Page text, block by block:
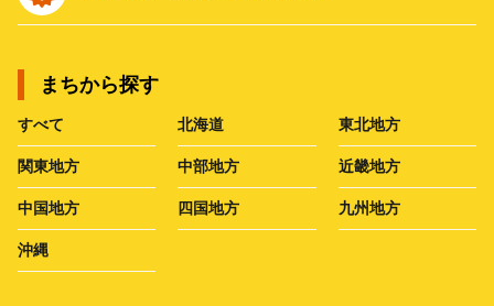
まちから探す
すべて 北海道 東北地方
関東地方 中部地方 近畿地方
中国地方 四国地方 九州地方
沖縄